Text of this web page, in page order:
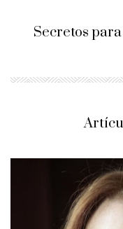
Secretos